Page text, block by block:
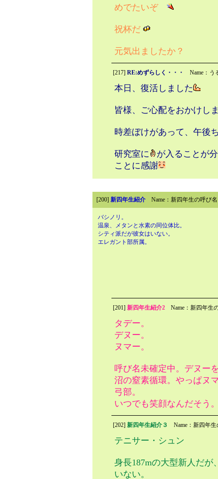
めでたいぞ
祝杯だ
元気出ましたか？
[217] RE:めずらしく・・・ Name：う
本日、復活しました
皆様、ご心配をおかけし
時差ぼけがあって、午後
研究室に
が入ることが
ことに感謝
[200] 新四年生紹介 Name：新四年生の呼び
バシノリ。
温泉、メタンと水素の同位体比。
シティ派だが彼女はいない。
エレガント部所属。
[201] 新四年生紹介2 Name：新四年生
タデー。
デヌー。
ヌマー。
呼び名未確定中。デヌー
沼の窒素循環。やっぱヌ
弓部。
いつでも笑顔なんだそう
[202] 新四年生紹介３ Name：新四年
テニサー・シュン
身長187mの大型新人だが
いない。